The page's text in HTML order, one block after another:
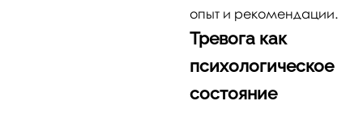
опыт и рекомендации.
Тревога как
психологическое
состояние